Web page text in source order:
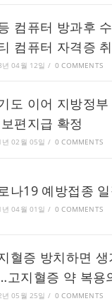
컴퓨터 방과후
컴퓨터 자격증
04월 12일 / 0 COMMENTS
도 이어 지방정
편지급 확정
02월 05일 / 0 COMMENTS
나19 예방접종
04월 01일 / 0 COMMENTS
혈증 방치하면
고지혈증 약 복용
05월 25일 / 0 COMMENTS